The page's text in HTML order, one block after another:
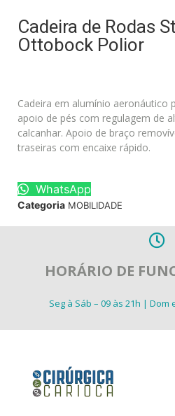
Cadeira de Rodas
Ottobock Polior
Cadeira em alumínio aeronáutico
apoio de pés com regulagem de
calcanhar. Apoio de braço
traseiras com encaixe rápido.
WhatsApp
Categoria MOBILIDADE
HORÁRIO DE
Seg à Sáb – 09 às 21h | Dom